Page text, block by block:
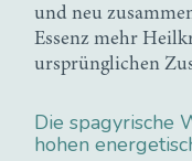
und neu
Essenz mehr
ursprünglichen
Die spagyrische
hohen